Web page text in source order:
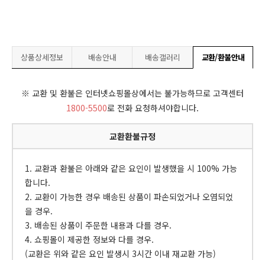
상품상세정보 배송안내 배송갤러리 교환/환불안내
※ 교환 및 환불은 인터넷쇼핑몰상에서는 불가능하므로 고객센터
1800-5500로 전화 요청하셔야합니다.
교환환불규정
1. 교환과 환불은 아래와 같은 요인이 발생했을 시 100% 가능
합니다.
2. 교환이 가능한 경우 배송된 상품이 파손되었거나 오염되었
을 경우.
3. 배송된 상품이 주문한 내용과 다를 경우.
4. 쇼핑몰이 제공한 정보와 다를 경우.
(교환은 위와 같은 요인 발생시 3시간 이내 재교환 가능)